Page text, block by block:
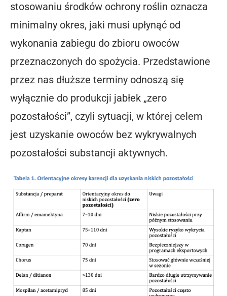
stosowaniu środków ochrony roślin oznacza
minimalny okres, jaki musi upłynąć od
wykonania zabiegu do zbioru owoców
przeznaczonych do spożycia. Przedstawione
przez nas dłuższe terminy odnoszą się
wyłącznie do produkcji jabłek „zero
pozostałości”, czyli sytuacji, w której celem
jest uzyskanie owoców bez wykrywalnych
pozostałości substancji aktywnych.